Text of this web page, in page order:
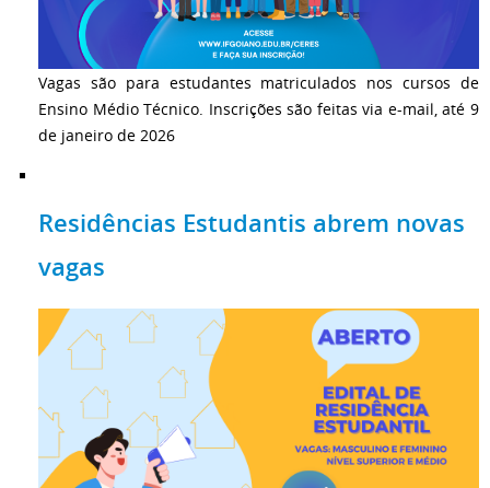
Vagas são para estudantes matriculados nos cursos de
Ensino Médio Técnico. Inscrições são feitas via e-mail, até 9
de janeiro de 2026
Residências Estudantis abrem novas
vagas